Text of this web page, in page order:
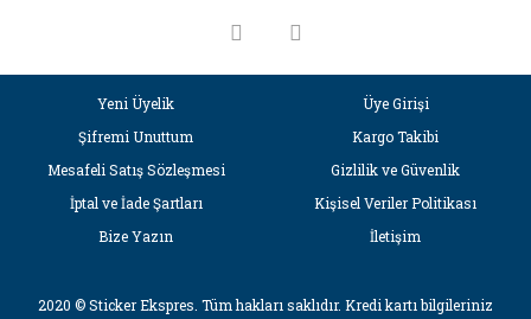
Yeni Üyelik
Üye Girişi
Şifremi Unuttum
Kargo Takibi
Mesafeli Satış Sözleşmesi
Gizlilik ve Güvenlik
İptal ve İade Şartları
Kişisel Veriler Politikası
Bize Yazın
İletişim
2020 © Sticker Ekspres. Tüm hakları saklıdır. Kredi kartı bilgileriniz